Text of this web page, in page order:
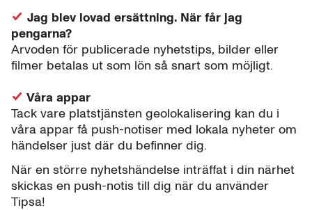
Jag blev lovad ersättning. När får jag
pengarna?
Arvoden för publicerade nyhetstips, bilder eller
filmer betalas ut som lön så snart som möjligt.
Våra appar
Tack vare platstjänsten geolokalisering kan du i
våra appar få push-notiser med lokala nyheter om
händelser just där du befinner dig.
När en större nyhetshändelse inträffat i din närhet
skickas en push-notis till dig när du använder
Tipsa!